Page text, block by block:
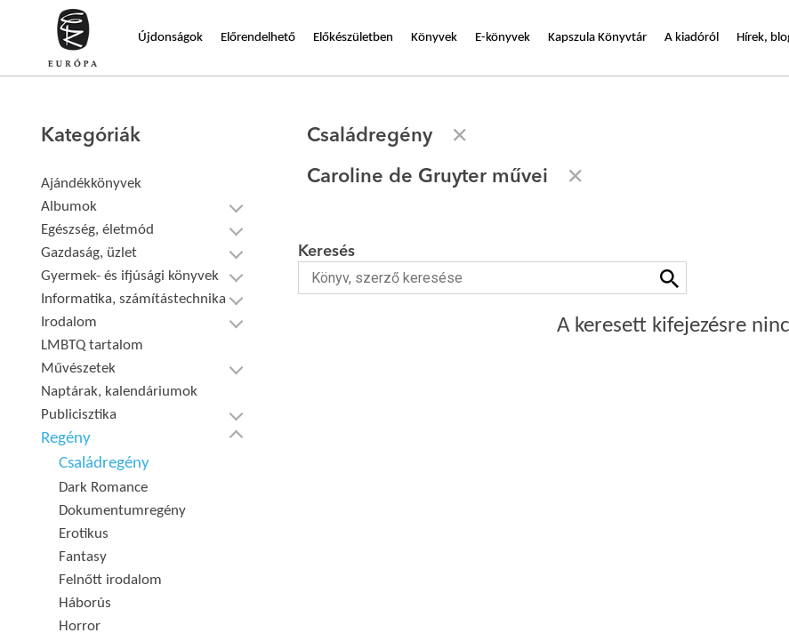
Újdonságok Előrendelhető Előkészületben Könyvek E-könyvek Kapszula Könyvtár A kiadóról Hírek,
Kategóriák
Ajándékkönyvek
Albumok
Egészség, életmód
Gazdaság, üzlet
Gyermek- és ifjúsági könyvek
Informatika, számítástechnika
Irodalom
LMBTQ tartalom
Művészetek
Naptárak, kalendáriumok
Publicisztika
Regény
Családregény
Dark Romance
Dokumentumregény
Erotikus
Fantasy
Felnőtt irodalom
Háborús
Horror
Családregény
Caroline de Gruyter művei
Keresés
A keresett kifejezésre